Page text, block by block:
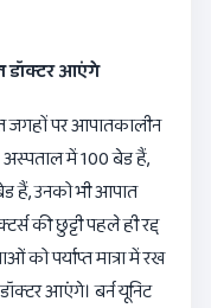
डॉक्टर आएंगे
जगहों पर आपातकालीन
में 100 बेड हैं,
हैं, उनको भी आपात
की छुट्टी पहले ही रद्द
को पर्याप्त मात्रा में रख
आएंगे। बर्न यूनिट